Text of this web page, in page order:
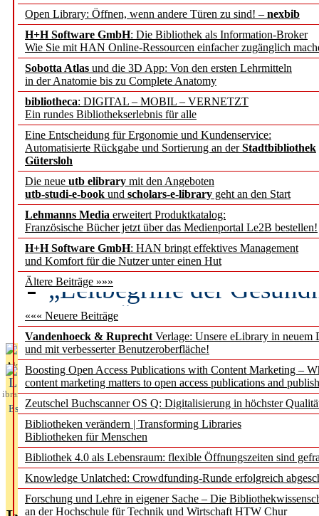
Open Library: Öffnen, wenn andere Türen zu sind! – nexbib
H+H Software GmbH: Die Bibliothek als Information-Broker
Wie Sie mit HAN Online-Ressourcen einfacher zugänglich
Sobotta Atlas und die 3D App: Von den ersten Lehrmitteln
in der Anatomie bis zu Complete Anatomy
bibliotheca: DIGITAL – MOBIL – VERNETZT
Ein rundes Bibliothekserlebnis für alle
Eine Entscheidung für Ergonomie und Kundenservice:
Automatisierte Rückgabe und Sortierung an derStadtbibliothek
Gütersloh
Die neue utb elibrary mit den Angeboten
utb-studi-e-book und scholars-e-library geht an den Start
Lehmanns Media erweitert Produktkatalog:
Französische Bücher jetzt über das Medienportal Le2B bestellen!
H+H Software GmbH: HAN bringt effektives Management
und Komfort für die Nutzer unter einen Hut
Ältere Beiträge »»»
««« Neuere Beiträge
Vandenhoeck & Ruprecht Verlage: Unsere eLibrary in neuem
und mit verbesserter Benutzeroberfläche!
Boosting Open Access Publications with Content Marketing –
content marketing matters to open access publications and
Zeutschel Buchscanner OS Q: Digitalisierung in höchster
Bibliotheken verändern | Transforming Libraries
Bibliotheken für Menschen
Bibliothek 4.0 als Lebensraum: flexible Öffnungszeiten sind
Knowledge Unlatched: Crowdfunding-Runde erfolgreich
Forschung und Lehre in eigener Sache – Die
an der Hochschule für Technik und Wirtschaft HTW Chur
und die Zeitschrift für
Francke Attempto
EBSCO Information
Recherchefunktionen in
Sorbisches Institut neu
Geschichte und
Künstliche Intelligenz
besser zu verstehen
„Leitbegriffe der
des BIÖG erscheinen
Aktuelles aus
L
ibrary
Essentials